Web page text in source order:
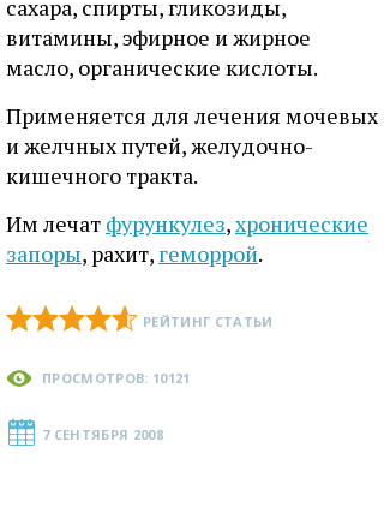
сахара, спирты, гликозиды,
витамины, эфирное и жирное
масло, органические кислоты.
Применяется для лечения мочевых
и желчных путей, желудочно-
кишечного тракта.
Им лечат фурункулез,хронические
запоры, рахит, геморрой.
РЕЙТИНГ СТАТЬИ
ПРОСМОТРОВ: 10121
7 СЕНТЯБРЯ 2008